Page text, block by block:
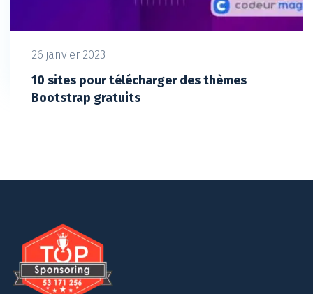
26 janvier 2023
10 sites pour télécharger des thèmes
Bootstrap gratuits